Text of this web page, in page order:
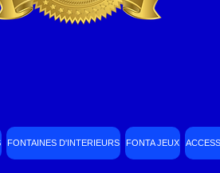
FONTAINES D'INTERIEURS FONTA JEUX